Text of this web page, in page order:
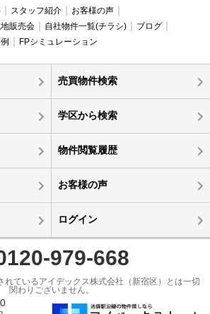
スタッフ紹介
お客様の声
販売会 自社物件一覧(チラシ)
ブログ
FPシミュレーション
売買物件検索
学区から検索
物件閲覧履歴
お客様の声
ログイン
979-668
ているアイデックス株式会社（新宿区）とは一切
関わりございません。